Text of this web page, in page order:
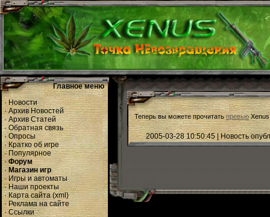
Главное меню
·Новости
·Архив Новостей
·Архив Статей
·Обратная связь
·Опросы
·Кратко об игре
· Популярное
· Форум
·Магазин игр
· Игры и автоматы
·Наши проекты
·Карта сайта(xml )
·Реклама на сайте
·Ссылки
Теперь вы можете прочитатьпревью
2005-03-28 10:50:45 | Новость